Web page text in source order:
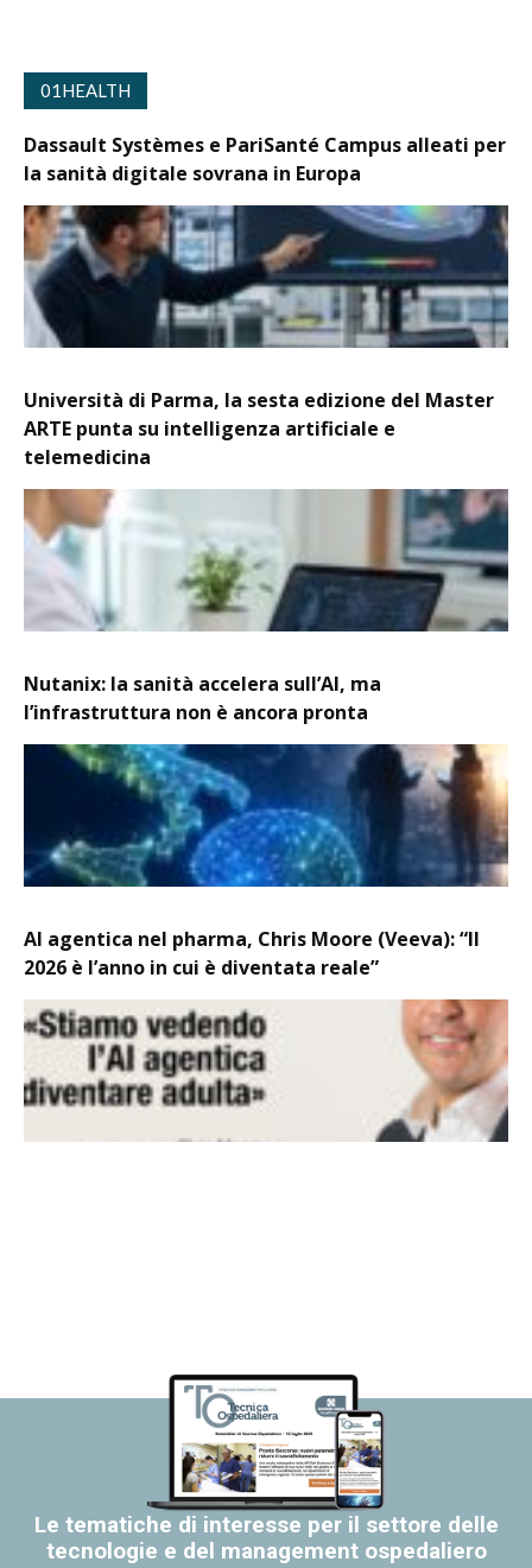
01HEALTH
Dassault Systèmes e PariSanté Campus alleati per
la sanità digitale sovrana in Europa
Università di Parma, la sesta edizione del Master
ARTE punta su intelligenza artificiale e
telemedicina
Nutanix: la sanità accelera sull’AI, ma
l’infrastruttura non è ancora pronta
AI agentica nel pharma, Chris Moore (Veeva): “Il
2026 è l’anno in cui è diventata reale”
Le tematiche di interesse per il settore delle
tecnologie e del management ospedaliero